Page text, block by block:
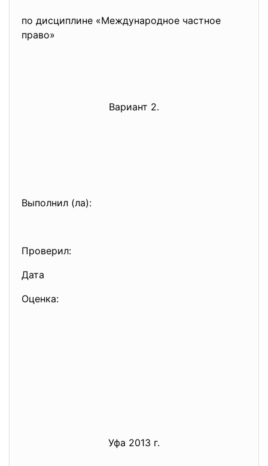
по дисциплине «Международное частное
право»
Вариант 2.
Выполнил (ла):
Проверил:
Дата
Оценка:
Уфа 2013 г.